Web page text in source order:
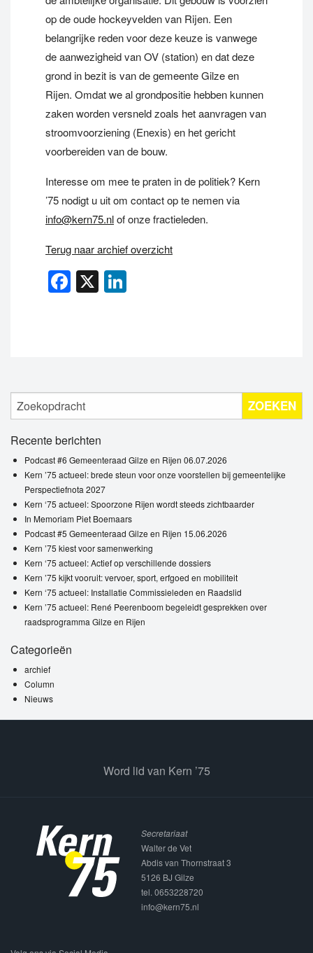
op de oude hockeyvelden van Rijen. Een
belangrijke reden voor deze keuze is vanwege
de aanwezigheid van OV (station) en dat deze
grond in bezit is van de gemeente Gilze en
Rijen. Omdat we al grondpositie hebben kunnen
zaken worden versneld zoals het aanvragen van
stroomvoorziening (Enexis) en het gericht
voorbereiden van de bouw.
Interesse om mee te praten in de politiek? Kern
’75 nodigt u uit om contact op te nemen via
info@kern75.nlof onze fractieleden.
Terug naar archief overzicht
Facebook
X
ZOEKEN
Recente berichten
Podcast #6 Gemeenteraad Gilze en Rijen 06.07.2026
Kern ’75 actueel: brede steun voor onze voorstellen bij gemeentelijke
Perspectiefnota 2027
Kern ‘75 actueel: Spoorzone Rijen wordt steeds zichtbaarder
In Memoriam Piet Boemaars
Podcast #5 Gemeenteraad Gilze en Rijen 15.06.2026
Kern ’75 kiest voor samenwerking
Kern ‘75 actueel: Actief op verschillende dossiers
Kern ’75 kijkt vooruit: vervoer, sport, erfgoed en mobiliteit
Kern ‘75 actueel: Installatie Commissieleden en Raadslid
Kern ’75 actueel: René Peerenboom begeleidt gesprekken over
raadsprogramma Gilze en Rijen
Categorieën
archief
Column
Nieuws
Word lid van Kern ’75
Secretariaat
Walter de Vet
Abdis van Thornstraat 3
5126 BJ Gilze
tel. 0653228720
info@kern75.nl